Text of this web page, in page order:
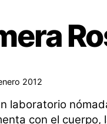
2012
laboratorio
con el